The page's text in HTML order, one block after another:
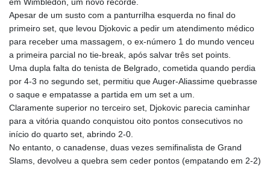
em Wimbledon, um novo recorde.
Apesar de um susto com a panturrilha esquerda no final do
primeiro set, que levou Djokovic a pedir um atendimento médico
para receber uma massagem, o ex-número 1 do mundo venceu
a primeira parcial no tie-break, após salvar três set points.
Uma dupla falta do tenista de Belgrado, cometida quando perdia
por 4-3 no segundo set, permitiu que Auger-Aliassime quebrasse
o saque e empatasse a partida em um set a um.
Claramente superior no terceiro set, Djokovic parecia caminhar
para a vitória quando conquistou oito pontos consecutivos no
início do quarto set, abrindo 2-0.
No entanto, o canadense, duas vezes semifinalista de Grand
Slams, devolveu a quebra sem ceder pontos (empatando em 2-2)